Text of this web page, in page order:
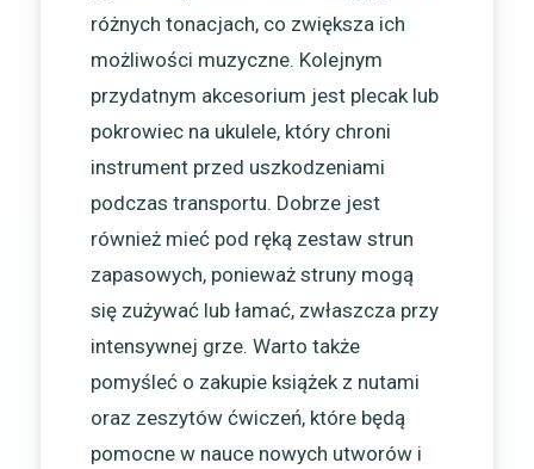
różnych tonacjach, co zwiększa ich
możliwości muzyczne. Kolejnym
przydatnym akcesorium jest plecak lub
pokrowiec na ukulele, który chroni
instrument przed uszkodzeniami
podczas transportu. Dobrze jest
również mieć pod ręką zestaw strun
zapasowych, ponieważ struny mogą
się zużywać lub łamać, zwłaszcza przy
intensywnej grze. Warto także
pomyśleć o zakupie książek z nutami
oraz zeszytów ćwiczeń, które będą
pomocne w nauce nowych utworów i